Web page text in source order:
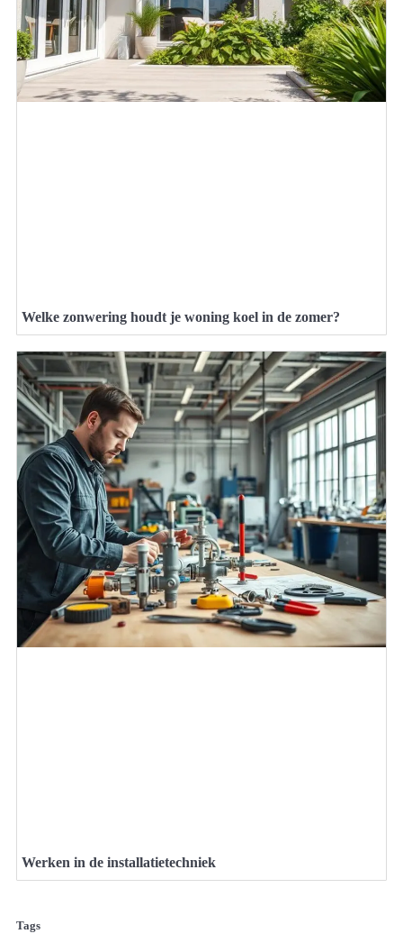
Welke zonwering houdt je woning koel in de zomer?
Werken in de installatietechniek
Tags